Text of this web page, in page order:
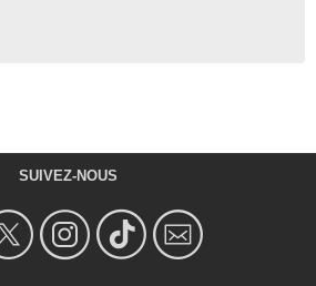
SUIVEZ-NOUS